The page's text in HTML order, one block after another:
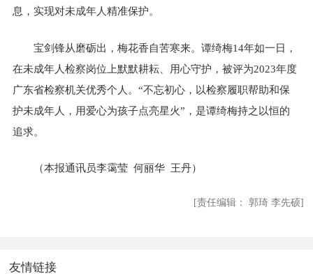
息，实现对未成年人精准保护。
宝剑锋从磨砺出，梅花香自苦寒来。谭绮梅14年如一日，
在未成年人检察岗位上默默耕耘、用心守护，被评为2023年度
广东省检察机关优秀个人。“不忘初心，以检察履职帮助和保
护未成年人，用爱心为孩子点亮星火”，是谭绮梅持之以恒的
追求。
（本报通讯员李霭莹 何丽华 王丹）
[责任编辑： 郭琦 李先硕]
友情链接